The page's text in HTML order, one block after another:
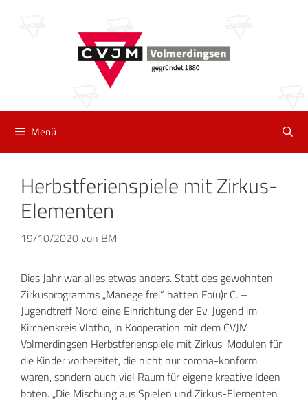
Menü
Herbstferienspiele mit Zirkus-
Elementen
19/10/2020von BM
Dies Jahr war alles etwas anders. Statt des gewohnten
Zirkusprogramms „Manege frei“ hatten Fo(u)r C. –
Jugendtreff Nord, eine Einrichtung der Ev. Jugend im
Kirchenkreis Vlotho, in Kooperation mit dem CVJM
Volmerdingsen Herbstferienspiele mit Zirkus-Modulen für
die Kinder vorbereitet, die nicht nur corona-konform
waren, sondern auch viel Raum für eigene kreative Ideen
boten. „Die Mischung aus Spielen und Zirkus-Elementen